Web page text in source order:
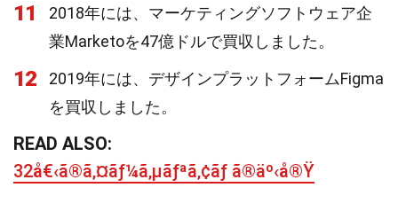
11
2018年には、マーケティングソフトウェア企
業Marketoを47億ドルで買収しました。
12
2019年には、デザインプラットフォームFigma
を買収しました。
READ ALSO:
32å€‹ã®ã‚¤ãƒ¼ã‚µãƒªã‚¢ãƒ ã®äº‹å®Ÿ